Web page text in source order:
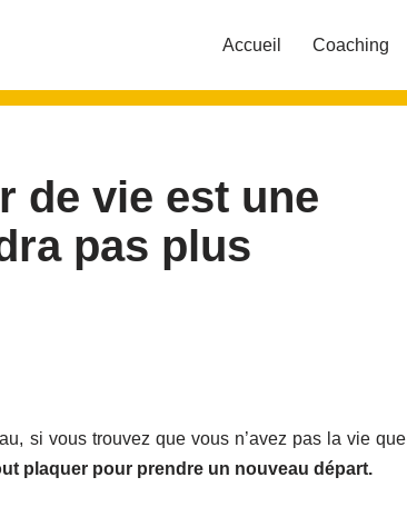
Accueil Coaching
de vie est une
pas plus
si vous trouvez que vous n’avez pas la vie que
plaquer pour prendre un nouveau départ.